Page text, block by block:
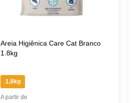
Areia Higiênica Care Cat Branco
1.8kg
1,8kg
A partir de